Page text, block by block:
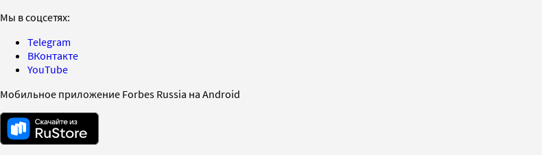
Мы в соцсетях:
Telegram
ВКонтакте
YouTube
Мобильное приложение Forbes Russia на Android